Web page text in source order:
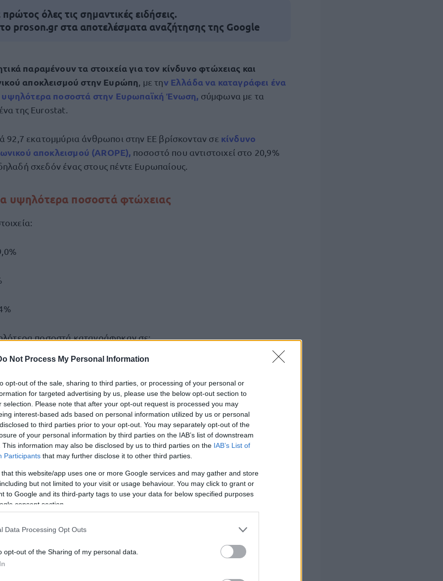
Not Process My Personal Information
opt-out of the sale, sharing to third parties, or processing of your personal or
for targeted advertising by us, please use the below opt-out section to
selection. Please note that after your opt-out request is processed you may
interest-based ads based on personal information utilized by us or personal
to third parties prior to your opt-out. You may separately opt-out of the
of your personal information by third parties on the IAB’s list of downstream
This information may also be disclosed by us to third parties on the IAB’s List of
Participants that may further disclose it to other third parties.
that this website/app uses one or more Google services and may gather and store
but not limited to your visit or usage behaviour. You may click to grant or
to Google and its third-party tags to use your data for below specified purposes
consent section.
Data Processing Opt Outs
opt-out of the Sharing of my personal data.
όλες τις σημαντικές ειδήσεις.
proson.gr στα αποτελέσματα αναζήτησης της Google
παραμένουν τα στοιχεία για τον κίνδυνο φτώχειας και
αποκλεισμού στην Ευρώπη , με την Ελλάδα να καταγράφει ένα
υψηλότερα ποσοστά στην Ευρωπαϊκή Ένωση, σύμφωνα με τα
της Eurostat.
92,7 εκατομμύρια άνθρωποι στην ΕΕ βρίσκονταν σε κίνδυνο
αποκλεισμού (AROPE), ποσοστό που αντιστοιχεί στο 20,9%
σχεδόν ένας στους πέντε Ευρωπαίους.
υψηλότερα ποσοστά φτώχειας
ποσοστά καταγράφηκαν σε:
οικονομιών της Ευρώπης, η Ισπανία εμφανίζει ιδιαίτερα
όρο.
για την Αθήνα
παρουσιάζουν τα στοιχεία για τις ευρωπαϊκές πρωτεύουσες.
ποσοστό 23,6%, με περισσότερο από έναν στους πέντε κατοίκους